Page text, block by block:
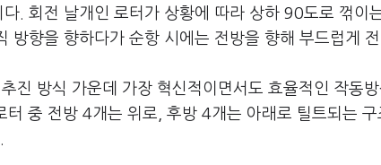
. 회전 날개인 로터가 상황에 따라 상하 90도로 꺾이
방향을 향하다가 순항 시에는 전방을 향해 부드럽게 전
진 방식 가운데 가장 혁신적이면서도 효율적인 작동
중 전방 4개는 위로, 후방 4개는 아래로 틸트되는 구